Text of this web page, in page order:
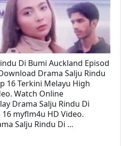
Di Bumi Auckland Episod
Drama Salju Rindu
16 Terkini Melayu High
Watch Online
Drama Salju Rindu Di
myflm4u HD Video.
Salju Rindu Di …